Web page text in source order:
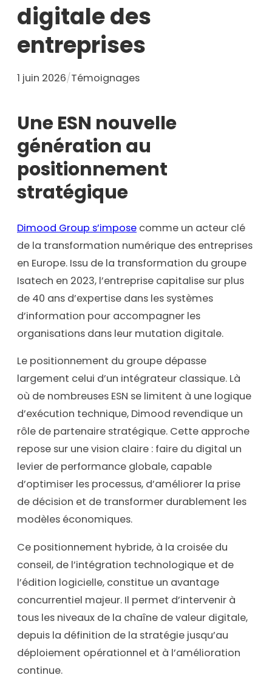
digitale des
entreprises
1 juin 2026/Témoignages
Une ESN nouvelle
génération au
positionnement
stratégique
Dimood Group s’impose comme un acteur clé
de la transformation numérique des entreprises
en Europe. Issu de la transformation du groupe
Isatech en 2023, l’entreprise capitalise sur plus
de 40 ans d’expertise dans les systèmes
d’information pour accompagner les
organisations dans leur mutation digitale.
Le positionnement du groupe dépasse
largement celui d’un intégrateur classique. Là
où de nombreuses ESN se limitent à une logique
d’exécution technique, Dimood revendique un
rôle de partenaire stratégique. Cette approche
repose sur une vision claire : faire du digital un
levier de performance globale, capable
d’optimiser les processus, d’améliorer la prise
de décision et de transformer durablement les
modèles économiques.
Ce positionnement hybride, à la croisée du
conseil, de l’intégration technologique et de
l’édition logicielle, constitue un avantage
concurrentiel majeur. Il permet d’intervenir à
tous les niveaux de la chaîne de valeur digitale,
depuis la définition de la stratégie jusqu’au
déploiement opérationnel et à l’amélioration
continue.